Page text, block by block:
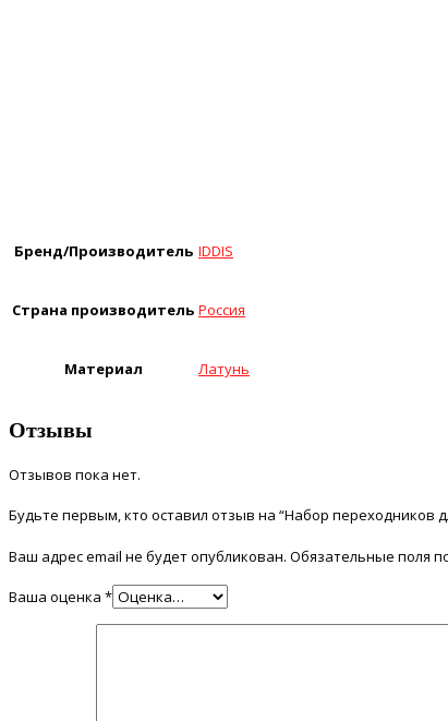
Бренд/Производитель IDDIS
Страна производитель Россия
Материал Латунь
Отзывы
Отзывов пока нет.
Будьте первым, кто оставил отзыв на “Набор переходников
Ваш адрес email не будет опубликован. Обязательные поля
Ваша оценка *